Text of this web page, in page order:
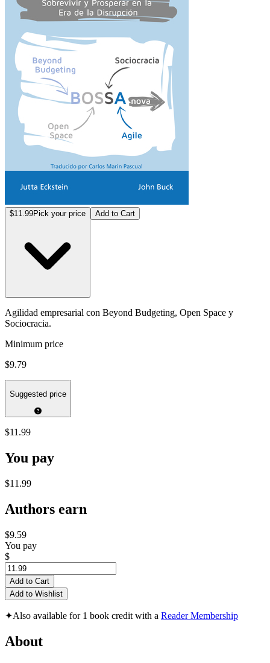
$11.99Pick your price Add to Cart
Agilidad empresarial con Beyond Budgeting, Open Space y
Sociocracia.
Minimum price
$9.79
Suggested price
$11.99
You pay
$11.99
Authors earn
$9.59
You pay
$
Add to Cart
Add to Wishlist
✦Also available for 1 book credit with a Reader Membership
About